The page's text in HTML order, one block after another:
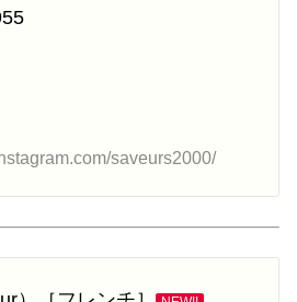
saveurs2000/